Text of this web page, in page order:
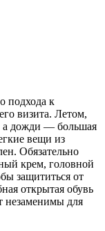
подхода к
визита. Летом,
а дожди — большая
вещи из
Обязательно
крем, головной
защититься от
открытая обувь
незаменимы для